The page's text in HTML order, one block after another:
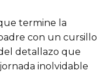
termine la
con un cursillo
detallazo que
inolvidable